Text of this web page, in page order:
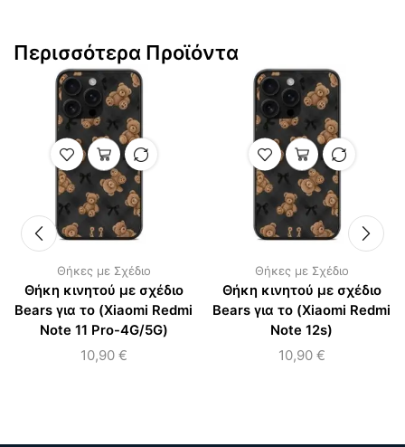
Περισσότερα Προϊόντα
Θήκες με Σχέδιο
Θήκη κινητού με σχέδιο
Bears για το (Xiaomi Redmi
Note 11 Pro-4G/5G)
10,90 €
Θήκες με Σχέδιο
Θήκη κινητού με σχέδιο
Bears για το (Xiaomi Redmi
Note 12s)
10,90 €